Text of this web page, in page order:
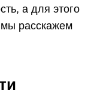
а для этого
мы расскажем